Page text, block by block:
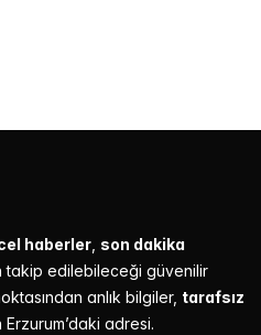
haberler son dakika
takip edilebileceği güvenilir
anlık bilgiler, tarafsız
adresi.